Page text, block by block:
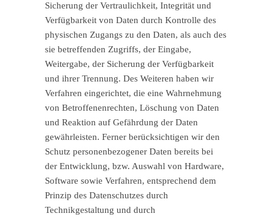
Sicherung der Vertraulichkeit, Integrität und
Verfügbarkeit von Daten durch Kontrolle des
physischen Zugangs zu den Daten, als auch des
sie betreffenden Zugriffs, der Eingabe,
Weitergabe, der Sicherung der Verfügbarkeit
und ihrer Trennung. Des Weiteren haben wir
Verfahren eingerichtet, die eine Wahrnehmung
von Betroffenenrechten, Löschung von Daten
und Reaktion auf Gefährdung der Daten
gewährleisten. Ferner berücksichtigen wir den
Schutz personenbezogener Daten bereits bei
der Entwicklung, bzw. Auswahl von Hardware,
Software sowie Verfahren, entsprechend dem
Prinzip des Datenschutzes durch
Technikgestaltung und durch